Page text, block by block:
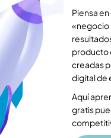
Piensa
«negocio
producto
creadas
digital de
Aquí
gratis